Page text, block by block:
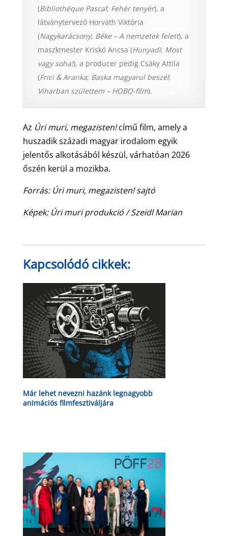
(Bibliothéque Pascal; Fehér tenyér), a
látványtervező Horváth Viktória
(Nagykarácsony; Béke – A nemzetek felett), a
maszkmester Kriskó Ancsa (Hunyadi; Most
vagy soha!), a producer pedig Csáky Attila
(Frici & Aranka; Baska magyarul beszél;
Viharban születtem – HOBO-film).
Az Úri muri, megazisten!című film, amely a
huszadik századi magyar irodalom egyik
jelentős alkotásából készül, várhatóan 2026
őszén kerül a mozikba.
Forrás: Úri muri, megazisten! sajtó
Képek: Úri muri produkció / Szeidl Marian
Kapcsolódó cikkek:
Már lehet nevezni hazánk legnagyobb
animációs filmfesztiváljára